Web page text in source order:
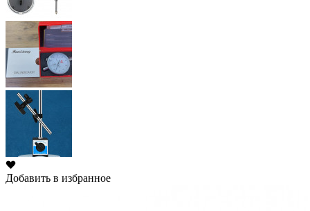
Добавить в избранное